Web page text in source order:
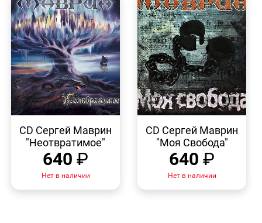
ПРОСМОТР
CD Сергей Маврин
"Неотвратимое"
640 ₽
Нет в наличии
ПРОСМОТР
CD Сергей Маврин
"Моя Свобода"
640 ₽
Нет в наличии